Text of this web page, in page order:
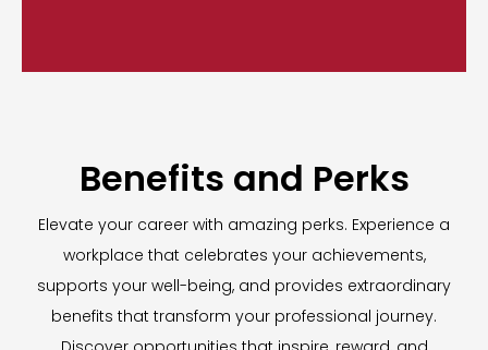
Benefits and Perks
Elevate your career with amazing perks. Experience a
workplace that celebrates your achievements,
supports your well-being, and provides extraordinary
benefits that transform your professional journey.